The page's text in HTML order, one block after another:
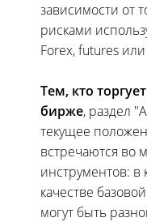
зависимости от
рисками
Forex, futures
Тем, кто
бирже, раздел
текущее
встречаются во
инструментов: в
качестве
могут быть